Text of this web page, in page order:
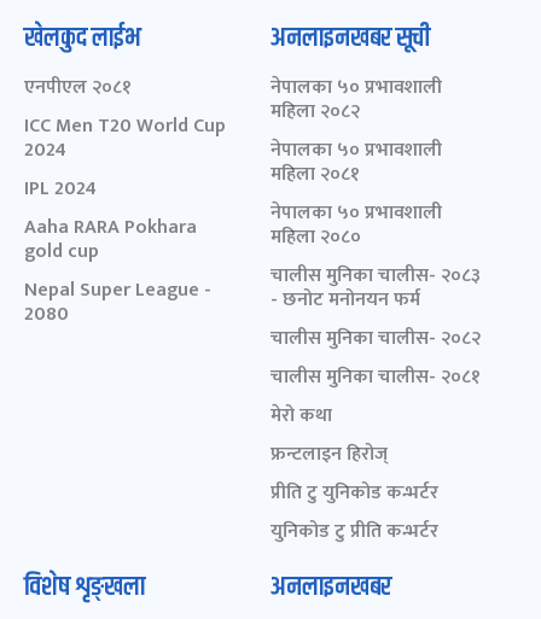
खेलकुद लाईभ
एनपीएल २०८१
ICC Men T20 World Cup
2024
IPL 2024
Aaha RARA Pokhara
gold cup
Nepal Super League -
2080
अनलाइनखबर सूची
नेपालका ५० प्रभावशाली
महिला २०८२
नेपालका ५० प्रभावशाली
महिला २०८१
नेपालका ५० प्रभावशाली
महिला २०८०
चालीस मुनिका चालीस- २०८३
- छनोट मनोनयन फर्म
चालीस मुनिका चालीस- २०८२
चालीस मुनिका चालीस- २०८१
मेरो कथा
फ्रन्टलाइन हिरोज्
प्रीति टु युनिकोड कन्भर्टर
युनिकोड टु प्रीति कन्भर्टर
विशेष शृङ्खला अनलाइनखबर